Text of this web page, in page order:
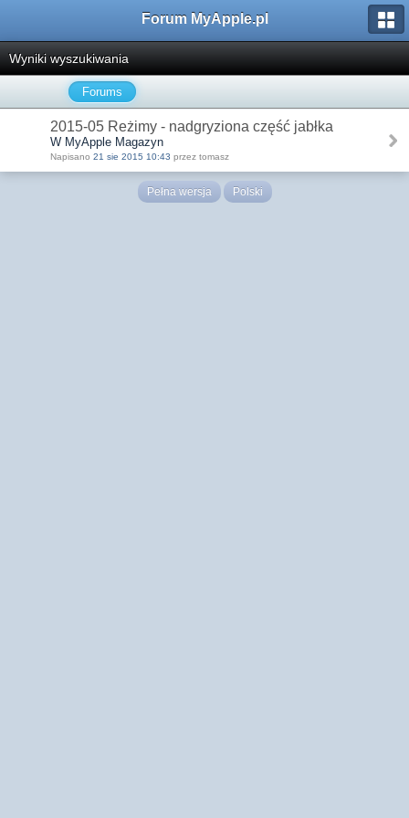
Forum MyApple.pl
Wyniki wyszukiwania
Forums
2015-05 Reżimy - nadgryziona część jabłka
W MyApple Magazyn
Napisano 21 sie 2015 10:43 przez tomasz
Pełna wersja Polski